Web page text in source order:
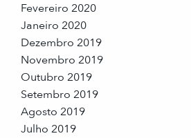
Fevereiro 2020
Janeiro 2020
Dezembro 2019
Novembro 2019
Outubro 2019
Setembro 2019
Agosto 2019
Julho 2019